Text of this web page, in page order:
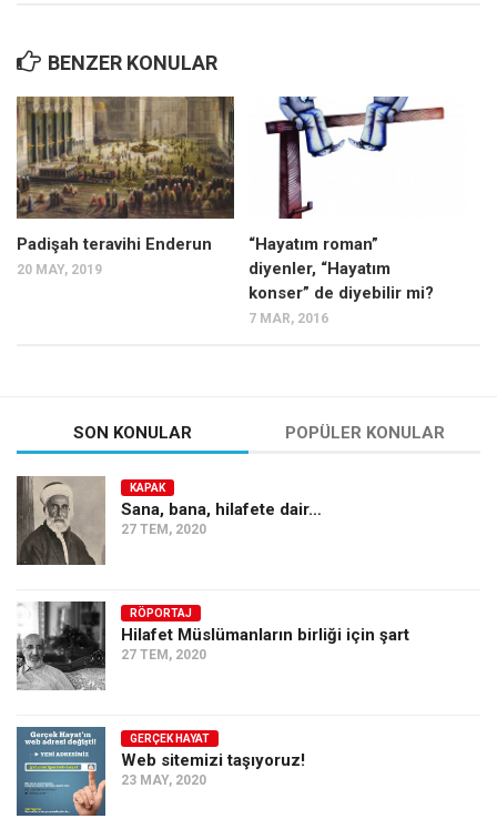
Spor
Manzara
Sağlık
Gıda-Beslenme
Hayat
Türkiye
Afrika
Amerika
Avustralya
Düşünce
Dosyalar
BENZER KONULAR
Padişah teravihi Enderun
20 MAY, 2019
“Hayatım roman”
diyenler, “Hayatım
konser” de diyebilir mi?
7 MAR, 2016
SON KONULAR POPÜLER KONULAR
KAPAK
Sana, bana, hilafete dair…
27 TEM, 2020
RÖPORTAJ
Hilafet Müslümanların birliği için şart
27 TEM, 2020
GERÇEK HAYAT
Web sitemizi taşıyoruz!
23 MAY, 2020